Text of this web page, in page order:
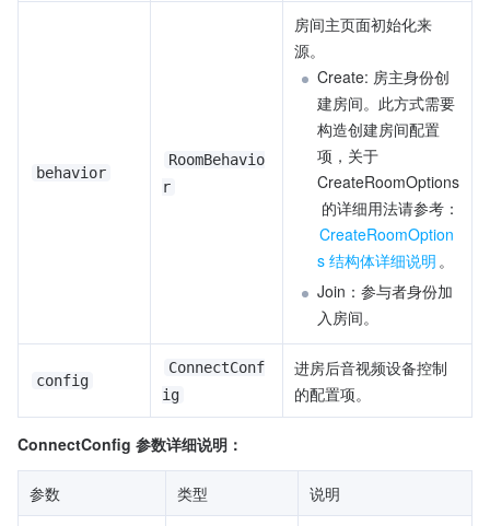
behavior
RoomBehavio
r
房间主页面初始化来
源。
Create: 房主身份创
建房间。此方式需要
构造创建房间配置
项，关于
CreateRoomOptions
的详细用法请参考：
CreateRoomOption
s 结构体详细说明 。
Join：参与者身份加
入房间。
config
ConnectConf
ig
进房后音视频设备控制
的配置项。
ConnectConfig 参数详细说明 ：
参数 类型 说明